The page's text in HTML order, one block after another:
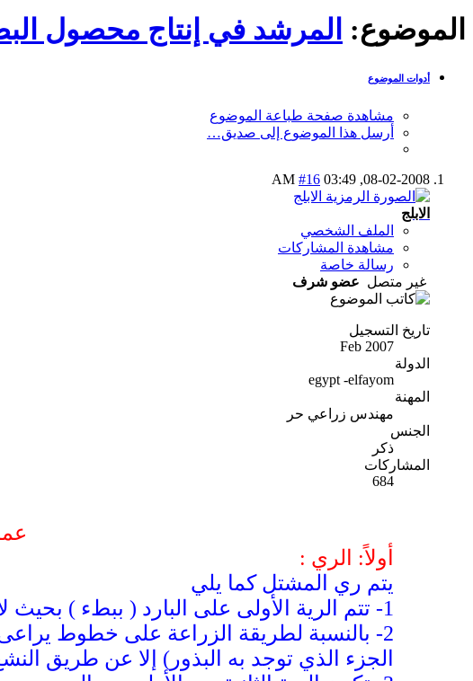
الموضوع: المرشد في إنتاج محصول
أدوات الموضوع
مشاهدة صفحة طباعة الموضوع
أرسل هذا الموضوع إلى صديق…
08-02-2008,
03:49 AM
#16
الابلج
الملف الشخصي
مشاهدة المشاركات
رسالة خاصة
غير متصل عضو شرف
تاريخ التسجيل
Feb 2007
الدولة
egypt -elfayom
المهنة
مهندس زراعي حر
الجنس
ذكر
المشاركات
684
أولاً: الري :
يتم ري المشتل كما يلي
1-
تتم الرية الأولى على البارد ( ببطء )
2-
بالنسبة لطريقة الزراعة على خطوط
الجزء الذي توجد به البذور) إلا عن طريق